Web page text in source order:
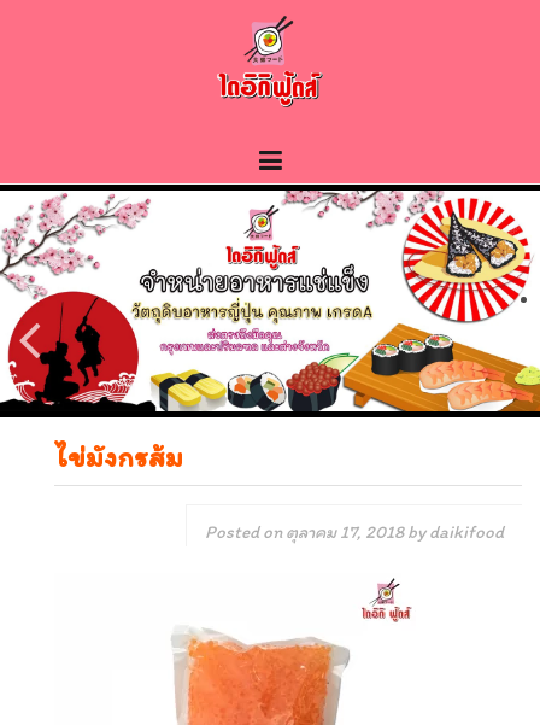
ไข่มังกรส้ม
Posted onตุลาคม 17, 2018bydaikifood